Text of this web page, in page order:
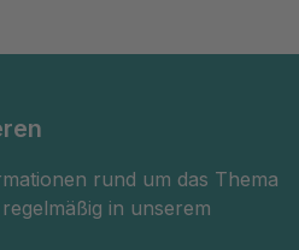
rund um das Thema
in unserem